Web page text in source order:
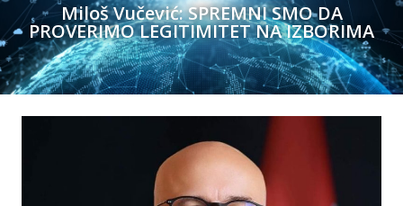
Miloš Vučević: SPREMNI SMO DA
PROVERIMO LEGITIMITET NA IZBORIMA